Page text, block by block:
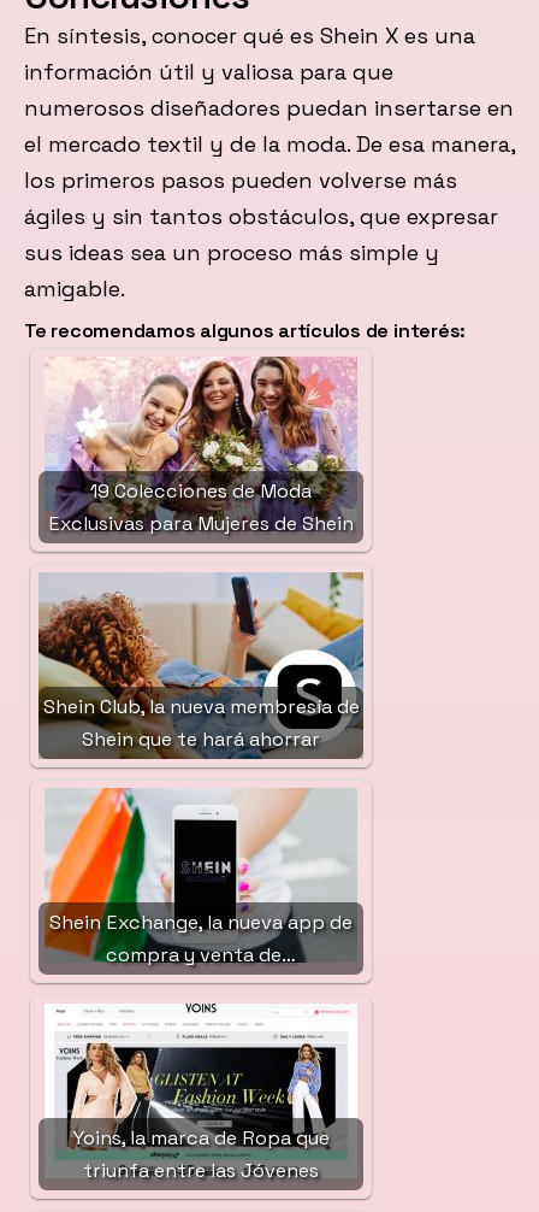
En síntesis, conocer qué es Shein X es una
información útil y valiosa para que
numerosos diseñadores puedan insertarse en
el mercado textil y de la moda. De esa manera,
los primeros pasos pueden volverse más
ágiles y sin tantos obstáculos, que expresar
sus ideas sea un proceso más simple y
amigable.
Te recomendamos algunos artículos de interés:
19 Colecciones de Moda
Exclusivas para Mujeres de Shein
Shein Club, la nueva membresía de
Shein que te hará ahorrar
Shein Exchange, la nueva app de
compra y venta de…
Yoins, la marca de Ropa que
triunfa entre las Jóvenes